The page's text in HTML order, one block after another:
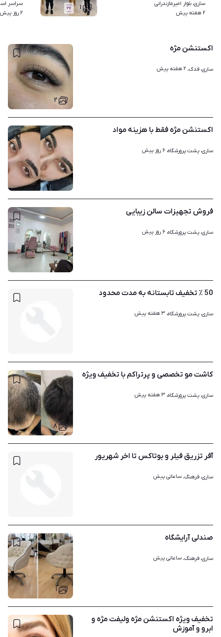
۱
ساری، بلوار امیرمازندرانی
۲ هفته پیش
سراسر
۲ روز پیش
۲
اکستنشن مژه
ساری، فدک، ۲ هفته پیش
۲
اکستنشن مژه فقط با هزینه مواد
ساری، پشت پرورشگاه، ۶ روز پیش
۲
فروش تجهیزات سالن زیبایی
ساری، پشت پرورشگاه، ۶ روز پیش
50 ٪ تخفیف تابستانه به مدت محدود
ساری، پشت پرورشگاه، ۳ هفته پیش
۸
کاشت مو تخصصی و پرتراکم با تخفیف ویژه
ساری، پشت پرورشگاه، ۳ هفته پیش
آفر تزریق فیلر و بوتاکس تا اخر شهریور
ساری، فرهنگ، ساعاتی پیش
۱
صندلی آرایشگاه
ساری، فرهنگ، ساعاتی پیش
تخفیف ویژه اکستنشن مژه ولیفت مژه و
ابرو و آموزش